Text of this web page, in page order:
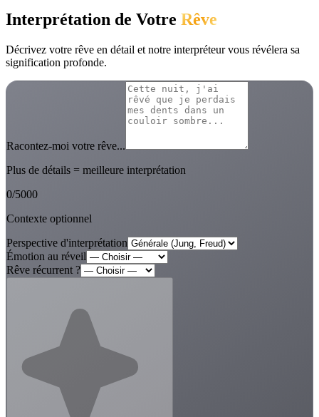
Interprétation de Votre Rêve
Décrivez votre rêve en détail et notre interpréteur vous révélera sa
signification profonde.
Racontez-moi votre rêve...
Plus de détails = meilleure interprétation
0/5000
Contexte optionnel
Perspective d'interprétation
Émotion au réveil
Rêve récurrent ?